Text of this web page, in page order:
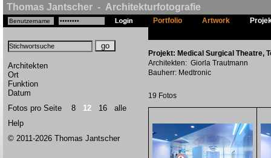
Thomas Jantscher - Architekturfotografie
Architekten
Ort
Funktion
Datum
Fotos pro Seite 8 12 16
alle
Help
© 2011-2026 Thomas Jantscher
Portfolio Artwork
Projekt: Medical Surgical Theatre,
Architekten: Giorla Trautmann
Bauherr: Medtronic
19 Fotos